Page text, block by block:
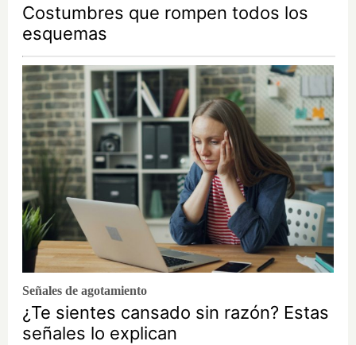
Costumbres que rompen todos los
esquemas
Señales de agotamiento
¿Te sientes cansado sin razón? Estas
señales lo explican